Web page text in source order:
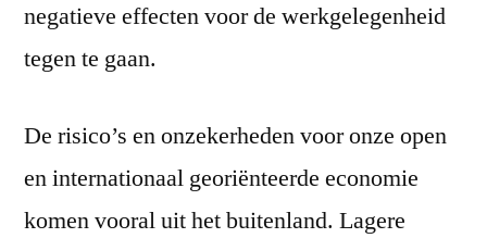
negatieve effecten voor de werkgelegenheid
tegen te gaan.
De risico’s en onzekerheden voor onze open
en internationaal georiënteerde economie
komen vooral uit het buitenland. Lagere